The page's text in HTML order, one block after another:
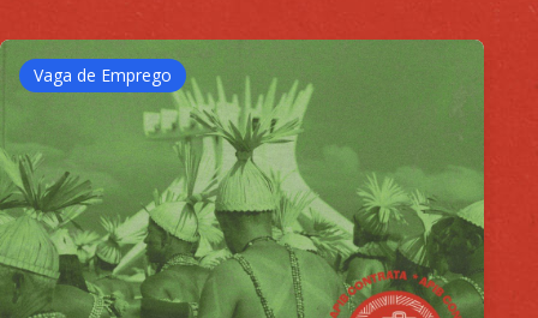
Vaga de Emprego